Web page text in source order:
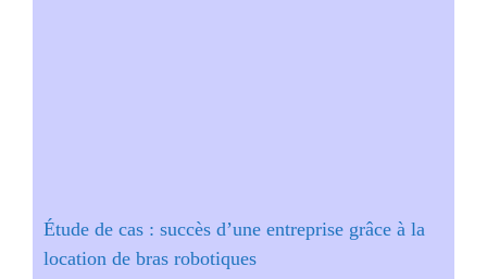
Étude de cas : succès d’une entreprise grâce à la
location de bras robotiques